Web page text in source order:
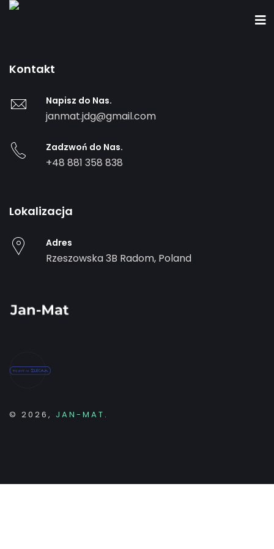
Kontakt
Napisz do Nas.
janmat.jdg@gmail.com
Zadzwoń do Nas.
+48 881 358 838
Lokalizacja
Adres
Rzeszowska 3B Radom, Poland
© 2026, JAN-MAT .